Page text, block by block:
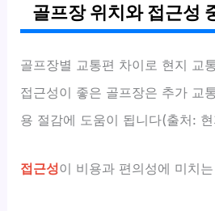
골프장 위치와 접근성
골프장별 교통편 차이로 현지 교
접근성이 좋은 골프장은 추가 교
용 절감에 도움이 됩니다(출처:
접근성이 비용과 편의성에 미치